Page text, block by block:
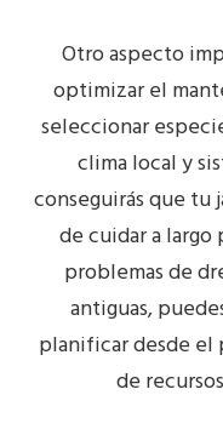
Otro aspecto
optimizar el
seleccionar
clima local y
conseguirás que tu
de cuidar a largo
problemas de
antiguas,
planificar desde
de